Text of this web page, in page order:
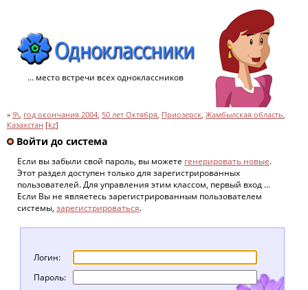
... место встречи всех одноклассников
» 9\, год окончания 2004, 50 лет Октября, Приозерск, Жамбылская область,
Казахстан [kz]
Войти до система
Если вы забыли свой пароль, вы можете генерировать новые.
Этот раздел доступен только для зарегистрированных
пользователей. Для управления этим классом, первый вход ...
Если Вы не являетесь зарегистрированным пользователем
системы, зарегистрироваться.
Логин:
Пароль: